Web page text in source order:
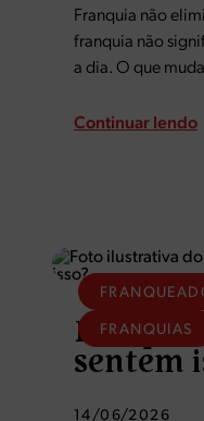
Franquia não
franquia não
a dia. O que
— tudo isso já…
Continuar lendo
FRANQUIAS
Por que
sentem
14/06/2026